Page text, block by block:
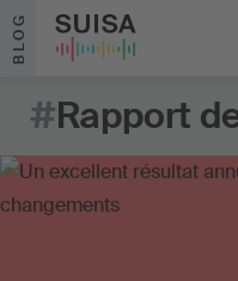
Aller au contenu
BLOG
#Rapport